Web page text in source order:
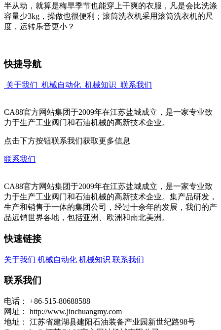
半从动，就算是梅旱季节也能穿上干爽的衣服，凡是会比洗涤
容量少3kg，操做也很便利；滚筒洗衣机采用滚筒洗衣机的尺
度，运转乐音更小？
快捷导航
关于我们 机械自动化 机械知识 联系我们
CA88官方网站集团于2009年在江苏盐城成立，是一家专业致
力于生产工业阀门和石油机械的高新技术企业。
点击下方按钮联系我们获取更多信息
联系我们
CA88官方网站集团于2009年在江苏盐城成立，是一家专业致
力于生产工业阀门和石油机械的高新技术企业。集产品研发，
生产和销售于一体的集团公司，经过十余年的发展，我们的产
品远销世界各地，包括亚洲、欧洲和南北美洲。
快速链接
关于我们 机械自动化 机械知识 联系我们
联系我们
电话：
+86-515-80688588
网址：
http://www.jinchuangmy.com
地址：
江苏省建湖县建阳石油装备产业园新世纪路98号